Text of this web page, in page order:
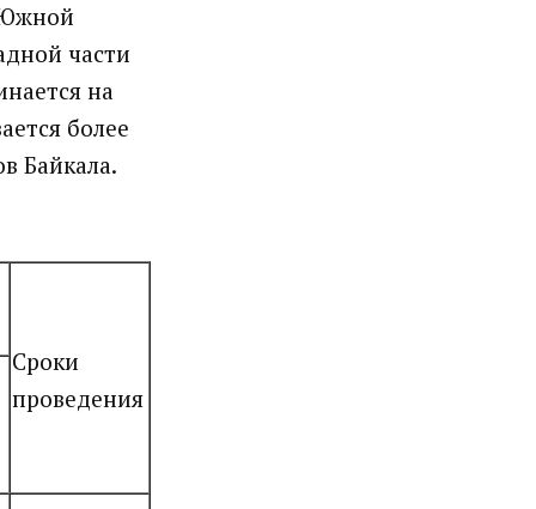
Южной
части
на
более
Байкала.
Сроки
проведения